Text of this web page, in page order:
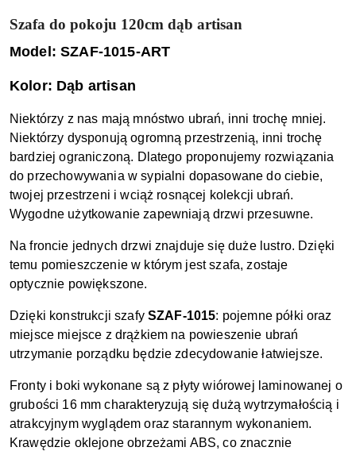
Szafa do pokoju 120cm dąb artisan
Model: SZAF-1015-ART
Kolor: Dąb artisan
Niektórzy z nas mają mnóstwo ubrań, inni trochę mniej.
Niektórzy dysponują ogromną przestrzenią, inni trochę
bardziej ograniczoną. Dlatego proponujemy rozwiązania
do przechowywania w sypialni dopasowane do ciebie,
twojej przestrzeni i wciąż rosnącej kolekcji ubrań.
Wygodne użytkowanie zapewniają drzwi przesuwne.
Na froncie jednych drzwi znajduje się duże lustro. Dzięki
temu pomieszczenie w którym jest szafa, zostaje
optycznie powiększone.
Dzięki konstrukcji szafy SZAF-1015: pojemne półki oraz
miejsce miejsce z drążkiem na powieszenie ubrań
utrzymanie porządku będzie zdecydowanie łatwiejsze.
Fronty i boki wykonane są z płyty wiórowej laminowanej o
grubości 16 mm charakteryzują się dużą wytrzymałością i
atrakcyjnym wyglądem oraz starannym wykonaniem.
Krawędzie oklejone obrzeżami ABS, co znacznie